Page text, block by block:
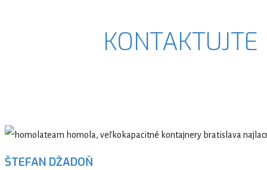
ŠTEFAN DŽADOŇ